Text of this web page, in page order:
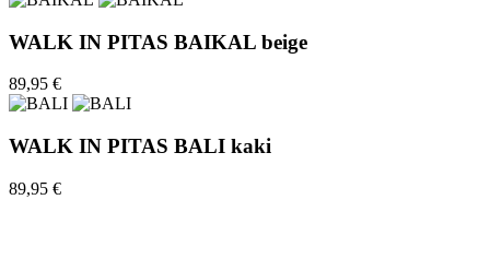
WALK IN PITAS BAIKAL beige
89,95 €
WALK IN PITAS BALI kaki
89,95 €